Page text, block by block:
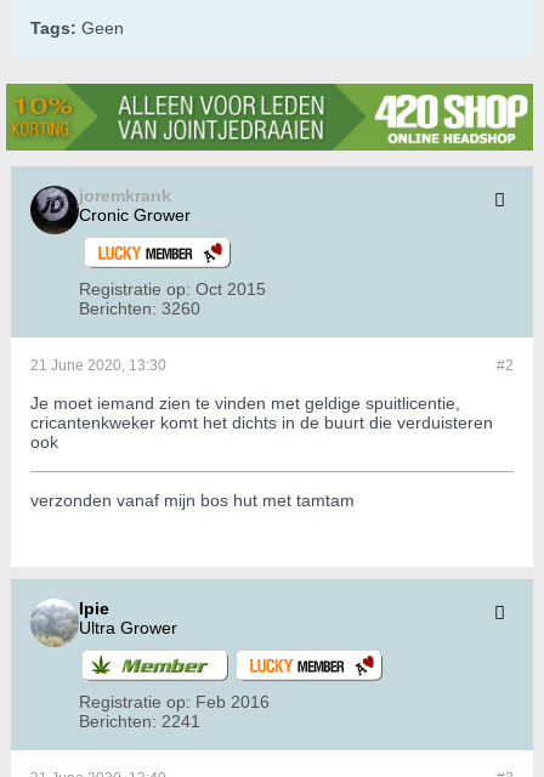
Tags: Geen
joremkrank
Cronic Grower
Registratie op: Oct 2015
Berichten: 3260
#2
21 June 2020, 13:30
Je moet iemand zien te vinden met geldige spuitlicentie,
cricantenkweker komt het dichts in de buurt die verduisteren
ook
verzonden vanaf mijn bos hut met tamtam
Ipie
Ultra Grower
Registratie op: Feb 2016
Berichten: 2241